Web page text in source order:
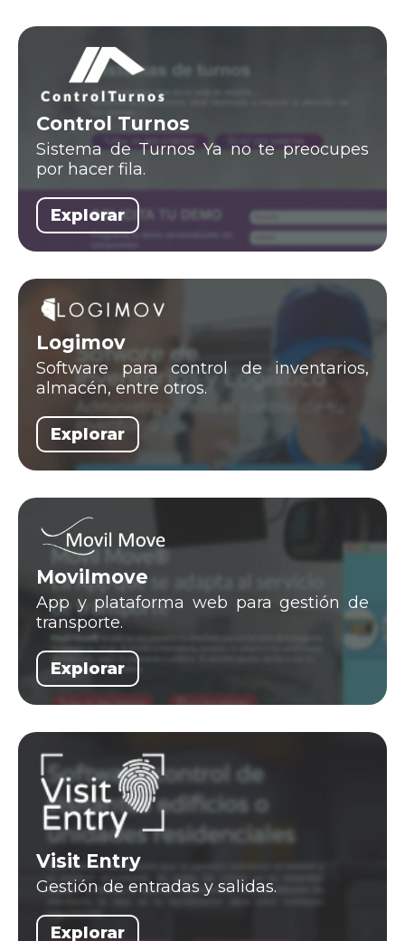
Control Turnos
Sistema de Turnos Ya no te preocupes
por hacer fila.
Explorar
Logimov
Software para control de inventarios,
almacén, entre otros.
Explorar
Movilmove
App y plataforma web para gestión de
transporte.
Explorar
Visit Entry
Gestión de entradas y salidas.
Explorar